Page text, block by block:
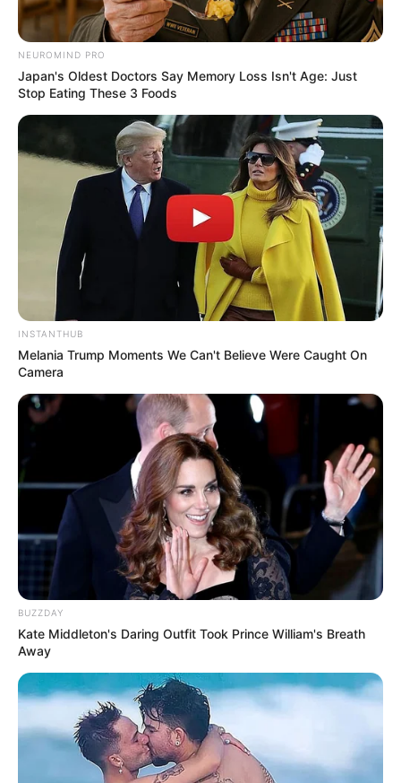
εισαγγελέα αφέθηκε ελεύθερος για να
συνεχιστεί η νοσηλεία του, ενώ ο δεύτερος
αναμένεται να οδηγηθεί στον εισαγγελέα. Με
τις πληροφορίες που υπάρχουν μέχρι στιγμής
οι δύο άνδρες δεν έχουν καταθέσει έγκληση
κατά του 59χρονου.
Τελευταία νέα
Σπείρα είχε στήσει υπερσύγχρονα
εργαστήρια κάνναβης στην Αττική και
Πανεπιστημιούπολη
Ταυτοποιήθηκε η 57χρονη γυναίκα που
βρέθηκε νεκρή σε σπηλιά στον
Λυκαβηττό – Πτώση από ύψος δείχνουν
τα ευρήματα
Μακάβριο εύρημα: Σορός άνδρα σε
προχωρημένη σήψη στον Λυκαβηττό
Θεσσαλονίκη: Τι αλλάζει στις
λεωφορειακές γραμμές με τη
στην Καλαμαριά
Δείτε όλες τις τελευταίες Ειδήσεις
τον Κόσμο, τη στιγμή που συμβαίνουν, στο
Newstok.gr
NEUROMIND PRO
Japan's Oldest Doctors Say Memory Loss Isn't Age: Just
Stop Eating These 3 Foods
INSTANTHUB
Melania Trump Moments We Can't Believe Were Caught On
Camera
BUZZDAY
Kate Middleton's Daring Outfit Took Prince William's Breath
Away